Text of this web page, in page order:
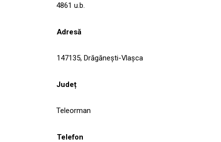
4861 u.b.
Adresă
147135, Drăgăneşti-Vlaşca
Județ
Teleorman
Telefon